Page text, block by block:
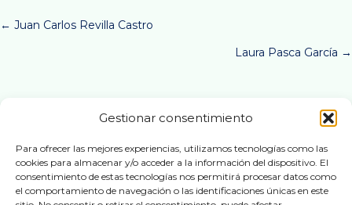
Gestionar consentimiento
Para ofrecer las mejores experiencias, utilizamos tecnologías como las
cookies para almacenar y/o acceder a la información del dispositivo. El
consentimiento de estas tecnologías nos permitirá procesar datos como
el comportamiento de navegación o las identificaciones únicas en este
Posts
← Juan Carlos Revilla Castro
Laura Pasca García →
Síguenos en